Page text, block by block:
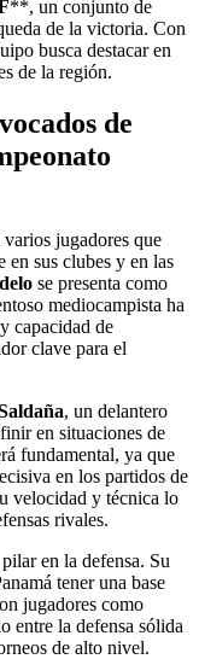
**, un conjunto de
de la victoria. Con
busca destacar en
de la región.
de
jugadores que
en sus clubes y en las
se presenta como
mediocampista ha
capacidad de
clave para el
, un delantero
en situaciones de
fundamental, ya que
en los partidos de
velocidad y técnica lo
rivales.
en la defensa. Su
tener una base
jugadores como
entre la defensa sólida
de alto nivel.